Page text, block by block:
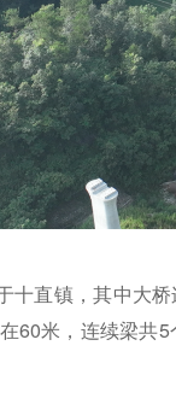
十直镇，其中大
60米，连续梁共